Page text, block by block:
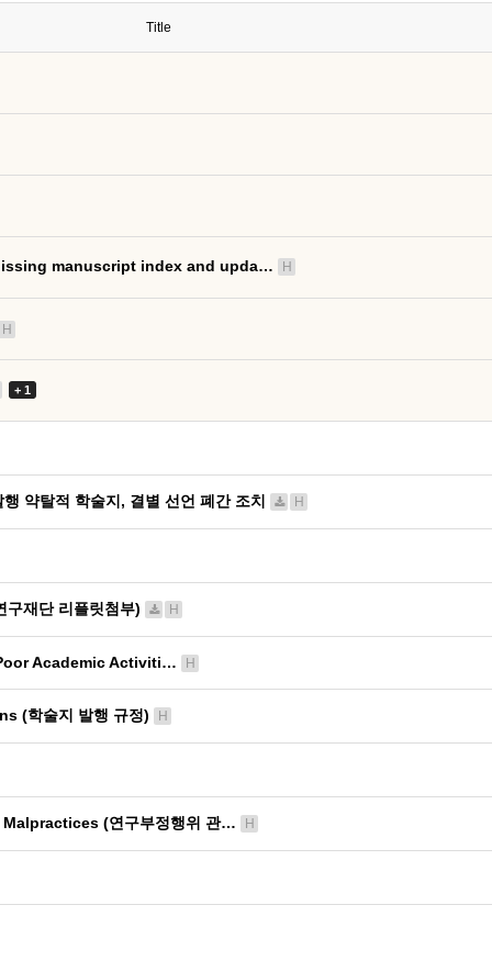
Title
manuscript index and upda… H
H
+ 1
약탈적 학술지, 결별 선언 폐간 조치 H
구재단 리플릿첨부) H
Academic Activiti… H
(학술지 발행 규정) H
(연구부정행위 관… H